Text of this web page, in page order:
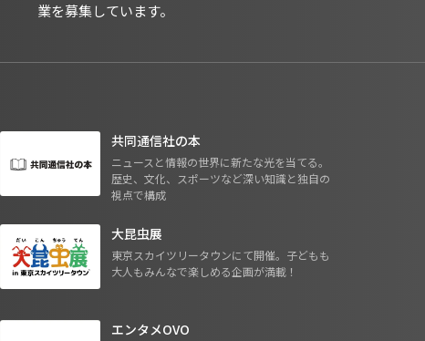
業を募集しています。
共同通信社の本
ニュースと情報の世界に新たな光を当てる。
歴史、文化、スポーツなど深い知識と独自の
視点で構成
大昆虫展
東京スカイツリータウンにて開催。子どもも
大人もみんなで楽しめる企画が満載！
エンタメOVO